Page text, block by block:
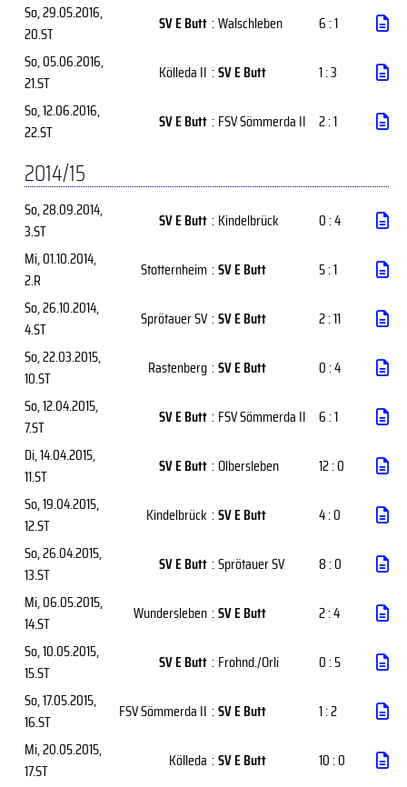
So, 29.05.2016,
20.ST
SV E Butt :Walschleben
6 : 1
So, 05.06.2016,
21.ST
Kölleda II :SV E Butt
1 : 3
So, 12.06.2016,
22.ST
SV E Butt : FSV Sömmerda II 2 : 1
2014/15
So, 28.09.2014,
3.ST
SV E Butt : Kindelbrück
0 : 4
Mi, 01.10.2014,
2.R
Stotternheim :SV E Butt
5 : 1
So, 26.10.2014,
4.ST
Sprötauer SV :SV E Butt
2 : 11
So, 22.03.2015,
10.ST
Rastenberg :SV E Butt
0 : 4
So, 12.04.2015,
7.ST
SV E Butt : FSV Sömmerda II 6 : 1
Di, 14.04.2015,
11.ST
SV E Butt :Olbersleben
12 : 0
So, 19.04.2015,
12.ST
Kindelbrück :SV E Butt
4 : 0
So, 26.04.2015,
13.ST
SV E Butt :Sprötauer SV
8 : 0
Mi, 06.05.2015,
14.ST
Wundersleben :SV E Butt
2 : 4
So, 10.05.2015,
15.ST
SV E Butt : Frohnd./Orli
0 : 5
So, 17.05.2015,
16.ST
FSV Sömmerda II :SV E Butt
1 : 2
Mi, 20.05.2015,
17.ST
Kölleda :SV E Butt 10 : 0